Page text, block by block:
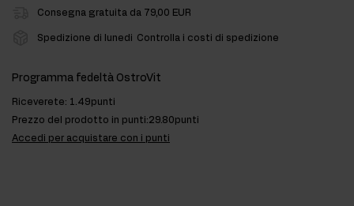
Consegna gratuita da 79,00 EUR
Spedizione di lunedi Controlla i costi di spedizione
Programma fedeltà OstroVit
Riceverete: 1.49punti
Prezzo del prodotto in punti:29.80punti
Accedi per acquistare con i punti